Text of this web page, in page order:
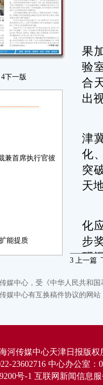
4下一版
兼首席执行官彼
能提质
果
验
合
出
津
化
突
天
化
步
研
海
科
技
3 上一篇
媒中心，受《中华人民共和
媒中心有互换稿件协议的网
河传媒中心天津日报版权
23602716 中心办公室：
号-1 互联网新闻信息